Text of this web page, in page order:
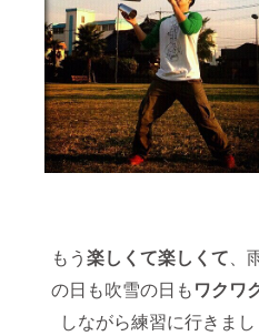
もう楽しくて楽しくて、
の日も吹雪の日もワクワ
しながら練習に行きまし